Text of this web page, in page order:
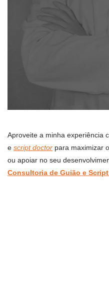
Aproveite a minha experiência
e script doctor para maximizar
ou apoiar no seu
Consultoria de Guião e